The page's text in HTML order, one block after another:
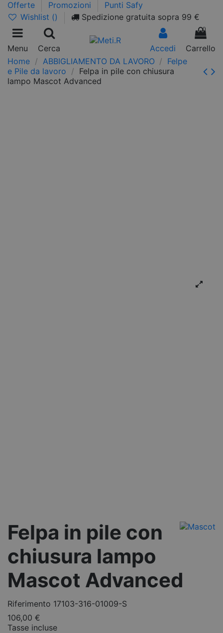
Offerte Promozioni
Punti Safy
Wishlist () Spedizione gratuita sopra 99 €
Menu Cerca Accedi
0
Carrello
Home
ABBIGLIAMENTO DA LAVORO
Felpe
e Pile da lavoro
Felpa in pile con chiusura
lampo Mascot Advanced
Felpa in pile con
chiusura lampo
Mascot Advanced
Riferimento 17103-316-01009-S
106,00 €
Tasse incluse